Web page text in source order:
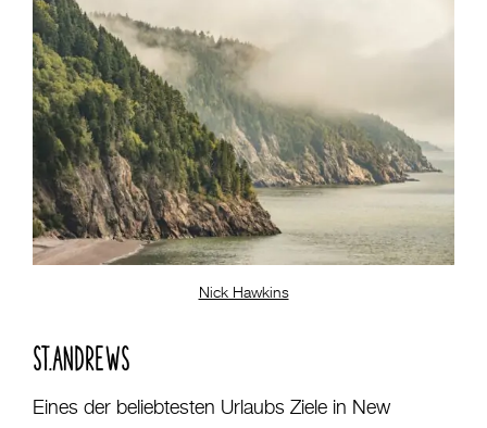
Nick Hawkins
ST.ANDREWS
Eines der beliebtesten Urlaubs Ziele in New